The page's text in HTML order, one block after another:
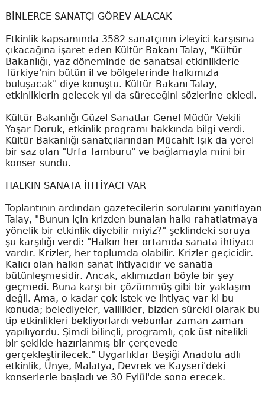
BİNLERCE SANATÇI GÖREV ALACAK
Etkinlik kapsamında 3582 sanatçının izleyici karşısına
çıkacağına işaret eden Kültür Bakanı Talay, "Kültür
Bakanlığı, yaz döneminde de sanatsal etkinliklerle
Türkiye'nin bütün il ve bölgelerinde halkımızla
buluşacak" diye konuştu. Kültür Bakanı Talay,
etkinliklerin gelecek yıl da süreceğini sözlerine ekledi.
Kültür Bakanlığı Güzel Sanatlar Genel Müdür Vekili
Yaşar Doruk, etkinlik programı hakkında bilgi verdi.
Kültür Bakanlığı sanatçılarından Mücahit Işık da yerel
bir saz olan "Urfa Tamburu" ve bağlamayla mini bir
konser sundu.
HALKIN SANATA İHTİYACI VAR
Toplantının ardından gazetecilerin sorularını yanıtlayan
Talay, "Bunun için krizden bunalan halkı rahatlatmaya
yönelik bir etkinlik diyebilir miyiz?" şeklindeki soruya
şu karşılığı verdi: "Halkın her ortamda sanata ihtiyacı
vardır. Krizler, her toplumda olabilir. Krizler geçicidir.
Kalıcı olan halkın sanat ihtiyacıdır ve sanatla
bütünleşmesidir. Ancak, aklımızdan böyle bir şey
geçmedi. Buna karşı bir çözümmüş gibi bir yaklaşım
değil. Ama, o kadar çok istek ve ihtiyaç var ki bu
konuda; belediyeler, valilikler, bizden sürekli olarak bu
tip etkinlikleri bekliyorlardı vebunlar zaman zaman
yapılıyordu. Şimdi bilinçli, programlı, çok üst nitelikli
bir şekilde hazırlanmış bir çerçevede
gerçekleştirilecek." Uygarlıklar Beşiği Anadolu adlı
etkinlik, Ünye, Malatya, Devrek ve Kayseri'deki
konserlerle başladı ve 30 Eylül'de sona erecek.